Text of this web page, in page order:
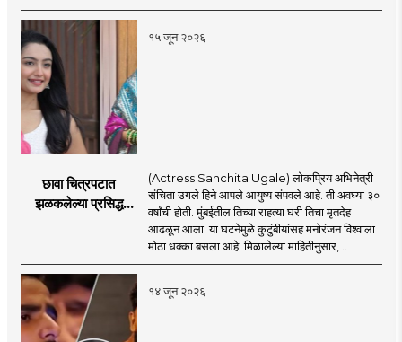
१५ जून २०२६
छावा चित्रपटात
झळकलेल्या प्रसिद्ध
हळहळ
(Actress Sanchita Ugale) लोकप्रिय अभिनेत्री
संचिता उगले हिने आपले आयुष्य संपवले आहे. ती अवघ्या ३०
वर्षांची होती. मुंबईतील तिच्या राहत्या घरी तिचा मृतदेह
आढळून आला. या घटनेमुळे कुटुंबीयांसह मनोरंजन विश्वाला
मोठा धक्का बसला आहे. मिळालेल्या माहितीनुसार, ..
१४ जून २०२६